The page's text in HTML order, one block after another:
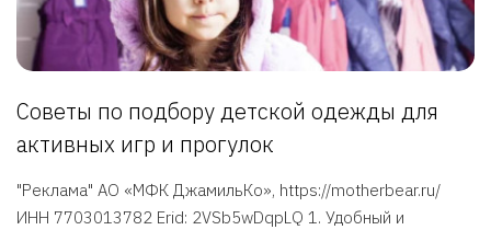
Советы по подбору детской одежды для
активных игр и прогулок
"Реклама" АО «МФК ДжамильКо», https://motherbear.ru/
ИНН 7703013782 Erid: 2VSb5wDqpLQ 1. Удобный и